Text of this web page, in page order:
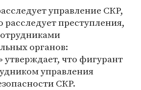
управление СКР,
расследует преступления,
органов:
что фигурант
управления
СКР.